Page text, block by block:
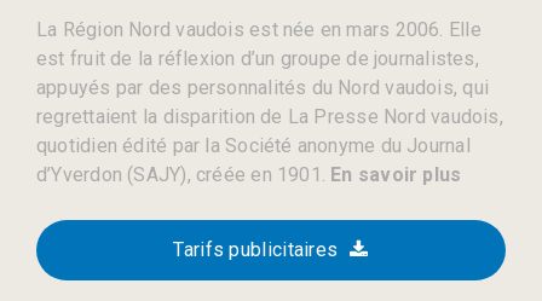
La Région Nord vaudois est née en mars 2006. Elle
est fruit de la réflexion d’un groupe de journalistes,
appuyés par des personnalités du Nord vaudois, qui
regrettaient la disparition de La Presse Nord vaudois,
quotidien édité par la Société anonyme du Journal
d’Yverdon (SAJY), créée en 1901. En savoir plus
Tarifs publicitaires